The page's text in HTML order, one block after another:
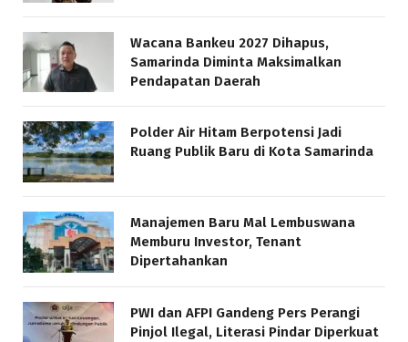
Wacana Bankeu 2027 Dihapus,
Samarinda Diminta Maksimalkan
Pendapatan Daerah
Polder Air Hitam Berpotensi Jadi
Ruang Publik Baru di Kota Samarinda
Manajemen Baru Mal Lembuswana
Memburu Investor, Tenant
Dipertahankan
PWI dan AFPI Gandeng Pers Perangi
Pinjol Ilegal, Literasi Pindar Diperkuat